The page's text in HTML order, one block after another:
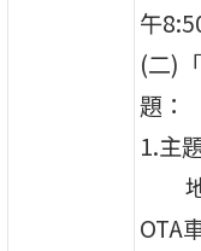
午
(二)
題：
1.主
地
OTA